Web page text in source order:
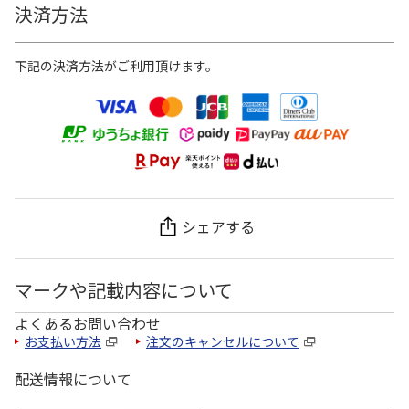
決済方法
下記の決済方法がご利用頂けます。
シェアする
マークや記載内容について
よくあるお問い合わせ
お支払い方法 注文のキャンセルについて
配送情報について